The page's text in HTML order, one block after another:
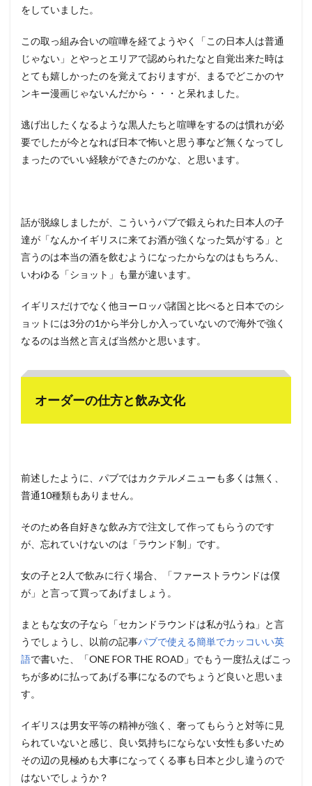
をしていました。
この取っ組み合いの喧嘩を経てようやく「この日本人は普通
じゃない」とやっとエリアで認められたなと自覚出来た時は
とても嬉しかったのを覚えておりますが、まるでどこかのヤ
ンキー漫画じゃないんだから・・・と呆れました。
逃げ出したくなるような黒人たちと喧嘩をするのは慣れが必
要でしたが今となれば日本で怖いと思う事など無くなってし
まったのでいい経験ができたのかな、と思います。
話が脱線しましたが、こういうパブで鍛えられた日本人の子
達が「なんかイギリスに来てお酒が強くなった気がする」と
言うのは本当の酒を飲むようになったからなのはもちろん、
いわゆる「ショット」も量が違います。
イギリスだけでなく他ヨーロッパ諸国と比べると日本でのシ
ョットには3分の1から半分しか入っていないので海外で強く
なるのは当然と言えば当然かと思います。
オーダーの仕方と飲み文化
前述したように、パブではカクテルメニューも多くは無く、
普通10種類もありません。
そのため各自好きな飲み方で注文して作ってもらうのです
が、忘れていけないのは「ラウンド制」です。
女の子と2人で飲みに行く場合、「ファーストラウンドは僕
が」と言って買ってあげましょう。
まともな女の子なら「セカンドラウンドは私が払うね」と言
うでしょうし、以前の記事パブで使える簡単でカッコいい英
語で書いた、「ONE FOR THE ROAD」でもう一度払えばこっ
ちが多めに払ってあげる事になるのでちょうど良いと思いま
す。
イギリスは男女平等の精神が強く、奢ってもらうと対等に見
られていないと感じ、良い気持ちにならない女性も多いため
その辺の見極めも大事になってくる事も日本と少し違うので
はないでしょうか？